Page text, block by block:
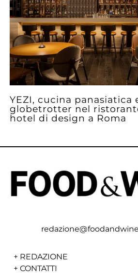
YEZI, cucina panasiatica
globetrotter nel
hotel di design a Roma
+ REDAZIONE
+ CONTATTI